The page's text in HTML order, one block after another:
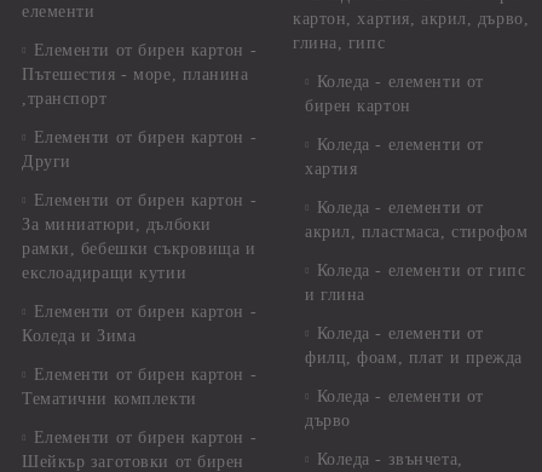
елементи
Елементи от бирен картон -
Пътешестия - море, планина
,транспорт
Елементи от бирен картон -
Други
Елементи от бирен картон -
За миниатюри, дълбоки
рамки, бебешки съкровища и
екслоадиращи кутии
Елементи от бирен картон -
Коледа и Зима
Елементи от бирен картон -
Тематични комплекти
Елементи от бирен картон -
Шейкър заготовки от бирен
картон, хартия, акрил, дърво,
глина, гипс
Коледа - елементи от
бирен картон
Коледа - елементи от
хартия
Коледа - елементи от
акрил, пластмаса, стирофом
Коледа - елементи от гипс
и глина
Коледа - елементи от
филц, фоам, плат и прежда
Коледа - елементи от
дърво
Коледа - звънчета,